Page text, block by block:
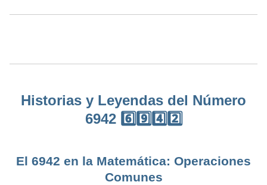
Historias y Leyendas del Número
6942 6️⃣9️⃣4️⃣2️⃣
El 6942 en la Matemática: Operaciones
Comunes